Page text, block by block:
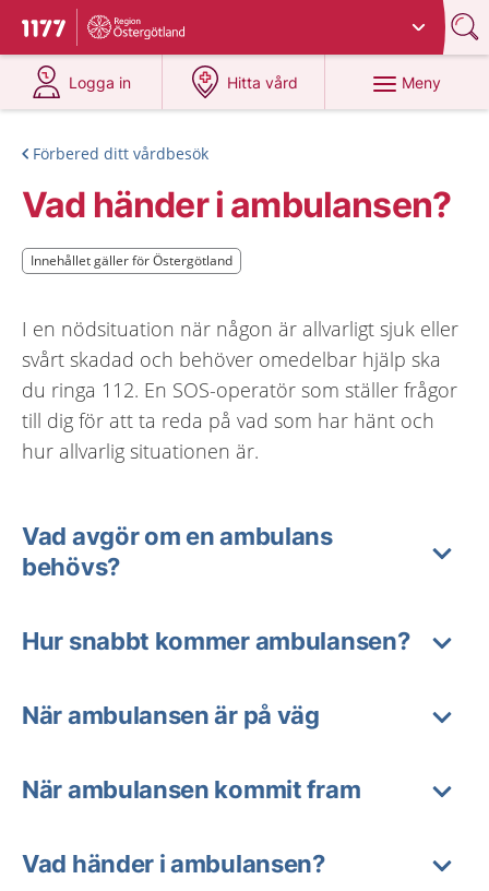
Till startsidan för 1177
Du har valt region
Logga in
på 1177.se
Hitta vård
på 1177.se
Meny
Förbered ditt vårdbesök
Vad händer i ambulansen?
Innehållet gäller för Östergötland
Innehållet gäller för Östergötland
I en nödsituation när någon är allvarligt sjuk eller
svårt skadad och behöver omedelbar hjälp ska
du ringa 112. En SOS-operatör som ställer frågor
till dig för att ta reda på vad som har hänt och
hur allvarlig situationen är.
Vad avgör om en ambulans
behövs?
Hur snabbt kommer ambulansen?
När ambulansen är på väg
När ambulansen kommit fram
Vad händer i ambulansen?